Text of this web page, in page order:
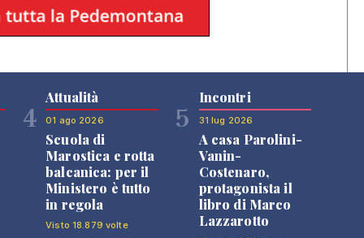
4
Attualità
01 ago 2026
Scuola di
Marostica e rotta
balcanica: per il
Ministero è tutto
in regola
Visto 18.879 volte
5
Incontri
31 lug 2026
A casa Parolini-
Vanin-
Costenaro,
protagonista il
libro di Marco
Lazzarotto